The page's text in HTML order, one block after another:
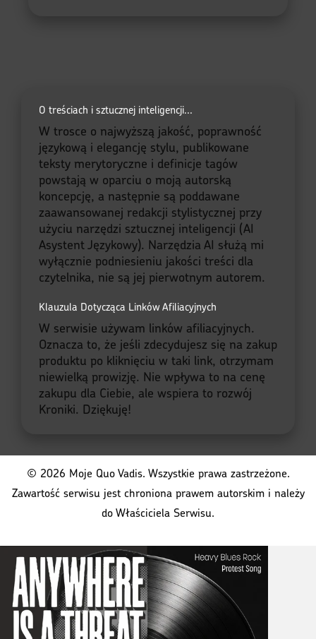
O treściach i sztucznej inteligencji...
W trosce o najwyższą jakość, poprawność
językową i elegancję stylu, publikowane
teksty merytoryczne i definicje tagów
powstają w oparciu o moją autorską
koncepcję, a następnie są poddawane
zaawansowanej redakcji stylistycznej przy
użyciu narzędzi sztucznej inteligencji (AI
Asystent Językowy). Narzędzia AI służą mi
wyłącznie podniesieniu jakości treści dla
czytelnika, nie są jej pierwotnym autorem.
Klauzula Dotycząca Linków Afiliacyjnych
W serwisie używam linków afiliacyjnych.
Oznacza to, że jeśli zdecydujesz się na zakup
produktu po kliknięciu w taki link, otrzymam
niewielką prowizję. Nie wpływa to na cenę
zakupu dla Ciebie, ale wspiera to rozwój
Kroniki. Dziękuję!
© 2026 Moje Quo Vadis. Wszystkie prawa zastrzeżone.
Zawartość serwisu jest chroniona prawem autorskim i należy
do Właściciela Serwisu.